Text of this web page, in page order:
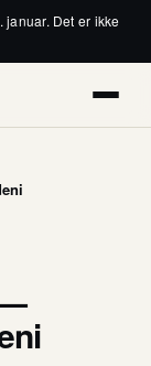
januar. Det er ikke